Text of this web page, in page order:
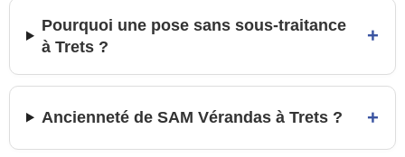
Pourquoi une pose sans sous-traitance
à Trets ?
+
Ancienneté de SAM Vérandas à Trets ? +